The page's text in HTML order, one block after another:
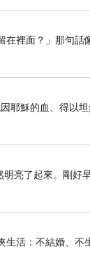
裡面？」那句
耶穌的血、得以
亮了起來。剛好
活：不結婚、